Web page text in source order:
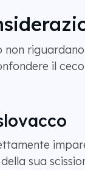
non
il
sua